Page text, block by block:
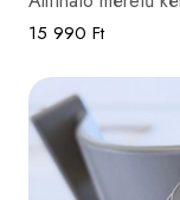
15 990 Ft